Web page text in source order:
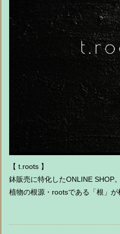
【 t.roots 】
鉢販売に特化したONLINE SHOP。
植物の根源・rootsである「根」が